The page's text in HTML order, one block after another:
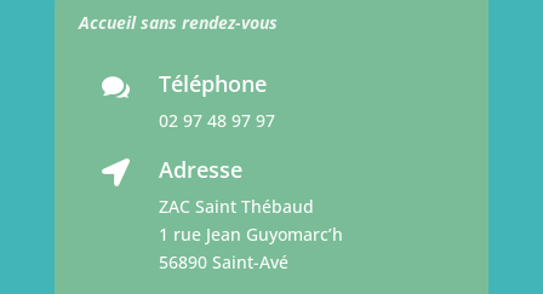
Accueil sans rendez-vous
 Téléphone
02 97 48 97 97
 Adresse
ZAC Saint Thébaud
1 rue Jean Guyomarc’h
56890 Saint-Avé